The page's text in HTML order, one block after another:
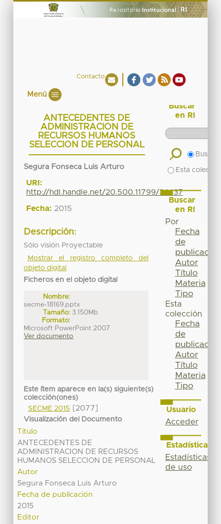
Contacto
Menú
ANTECEDENTES DE
ADMINISTRACION DE
RECURSOS HUMANOS
SELECCION DE PERSONAL
Segura Fonseca Luis Arturo
URI:
http://hdl.handle.net/20.500.11799/34437
Fecha: 2015
Descripción:
Sólo visión Proyectable
Mostrar el registro completo del
objeto digital
Ficheros en el objeto digital
Nombre:
secme-18169.pptx
Tamaño: 3.150Mb
Formato:
Microsoft PowerPoint 2007
Ver documento
Este ítem aparece en la(s) siguiente(s)
colección(ones)
SECME 2015
[2077]
Visualización del Documento
Título
ANTECEDENTES DE
ADMINISTRACION DE RECURSOS
HUMANOS SELECCION DE PERSONAL
Autor
Segura Fonseca Luis Arturo
Fecha de publicación
2015
Editor
Buscar
en RI
Buscar
Esta
Buscar
en RI
Por
Fecha
de
publicación
Autor
Título
Materia
Tipo
Esta
colección
Fecha
de
publicación
Autor
Título
Materia
Tipo
Usuario
Acceder
Estadísticas
Estadísticas
de uso